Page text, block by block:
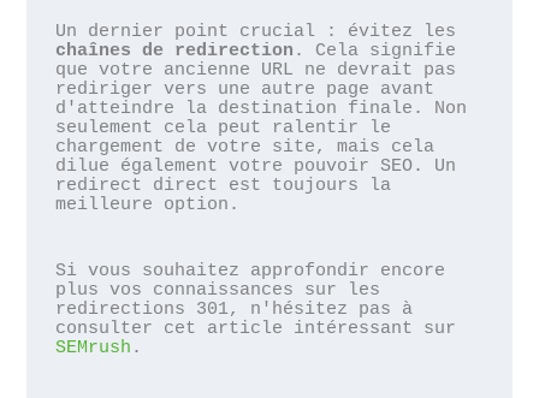
chaînes de redirection . Cela signifie
que votre ancienne URL ne devrait pas
rediriger vers une autre page avant
d'atteindre la destination finale. Non
seulement cela peut ralentir le
chargement de votre site, mais cela
dilue également votre pouvoir SEO. Un
redirect direct est toujours la
meilleure option.
Si vous souhaitez approfondir encore
plus vos connaissances sur les
redirections 301, n'hésitez pas à
SEMrush .